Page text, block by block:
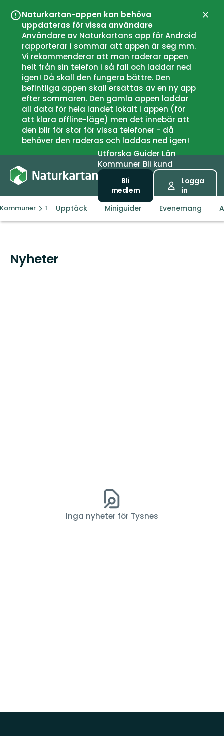
Naturkartan-appen kan behöva
uppdateras för vissa användare
Användare av Naturkartans app för Android
rapporterar i sommar att appen är seg mm.
Vi rekommenderar att man raderar appen
helt från sin telefon i så fall och laddar ned
igen! Då skall den fungera bättre. Den
befintliga appen skall ersättas av en ny app
efter sommaren. Den gamla appen laddar
all data för hela landet lokalt i appen (för
att klara offline-läge) men det innebär att
den blir för stor för vissa telefoner - då
behöver den raderas och laddas ned igen!
UtforskaGuiderLän
Kommuner Bli kund
Bli
medlem
Logga
in
Kommuner TysnesUpptäck Miniguider Evenemang
Nyheter
Inga nyheter för Tysnes